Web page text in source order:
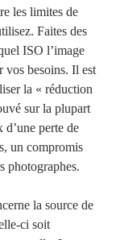
les limites de
Faites des
ISO l’image
vos besoins. Il est
la « réduction
sur la plupart
d’une perte de
un compromis
photographes.
la source de
ci soit